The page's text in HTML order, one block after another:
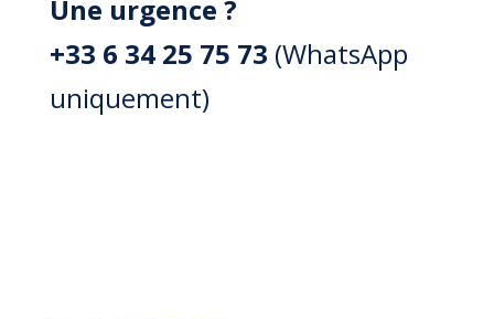
Une urgence ?
+33 6 34 25 75 73 (WhatsApp
uniquement)